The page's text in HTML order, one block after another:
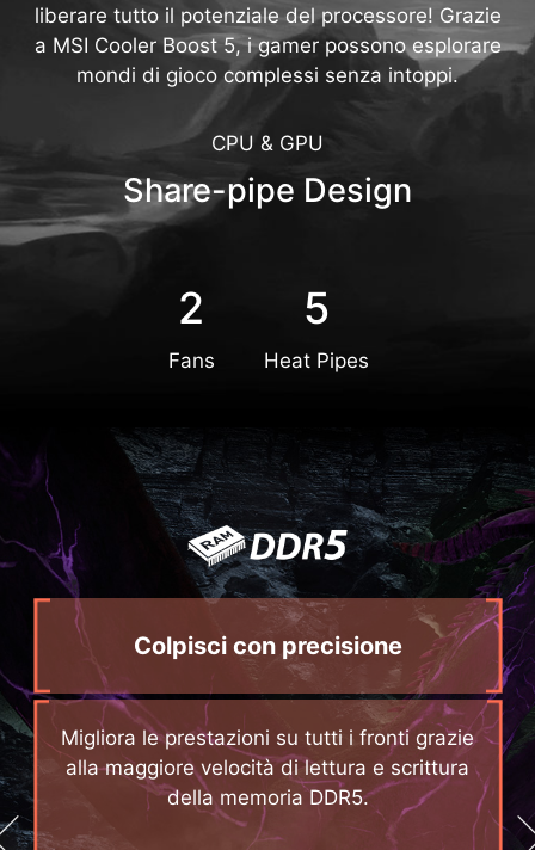
liberare tutto il potenziale del processore! Grazie
a MSI Cooler Boost 5, i gamer possono esplorare
mondi di gioco complessi senza intoppi.
CPU & GPU
Share-pipe Design
2
Fans
5
Heat Pipes
Colpisci con precisione
Migliora le prestazioni su tutti i fronti grazie
alla maggiore velocità di lettura e scrittura
della memoria DDR5.